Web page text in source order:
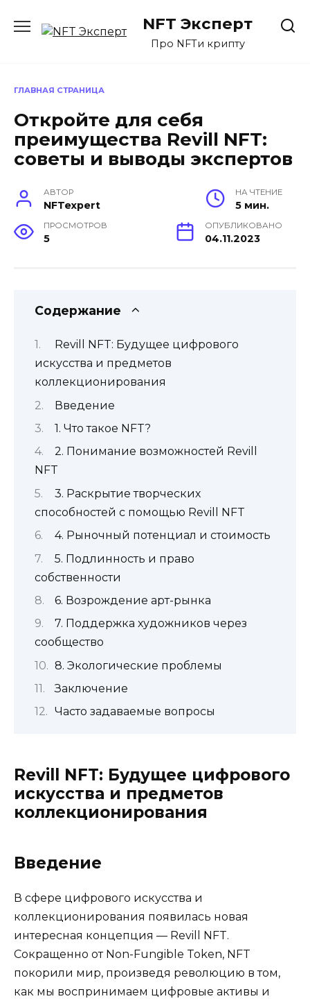
содержанию
NFT Эксперт
Про NFTи крипту
ГЛАВНАЯ СТРАНИЦА
Откройте для себя
преимущества Revill NFT:
советы и выводы экспертов
АВТОР
NFTexpert
НА ЧТЕНИЕ
5 мин.
ПРОСМОТРОВ
5
ОПУБЛИКОВАНО
04.11.2023
Содержание
Revill NFT: Будущее цифрового
искусства и предметов
коллекционирования
Введение
1. Что такое NFT?
2. Понимание возможностей Revill
NFT
3. Раскрытие творческих
способностей с помощью Revill NFT
4. Рыночный потенциал и стоимость
5. Подлинность и право
собственности
6. Возрождение арт-рынка
7. Поддержка художников через
сообщество
8. Экологические проблемы
Заключение
Часто задаваемые вопросы
Revill NFT: Будущее цифрового
искусства и предметов
коллекционирования
Введение
В сфере цифрового искусства и
коллекционирования появилась новая
интересная концепция — Revill NFT.
Сокращенно от Non-Fungible Token, NFT
покорили мир, произведя революцию в том,
как мы воспринимаем цифровые активы и